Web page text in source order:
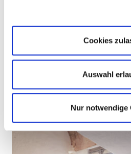
Cookies
Auswahl
Nur notwendige
Yoga:
praktizieren, wenn es das
und Hilfsmittel sind ausreichend